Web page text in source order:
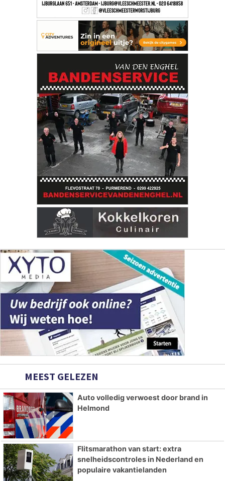
MEEST GELEZEN
Auto volledig verwoest door brand in
Helmond
Flitsmarathon van start: extra
snelheidscontroles in Nederland en
populaire vakantielanden